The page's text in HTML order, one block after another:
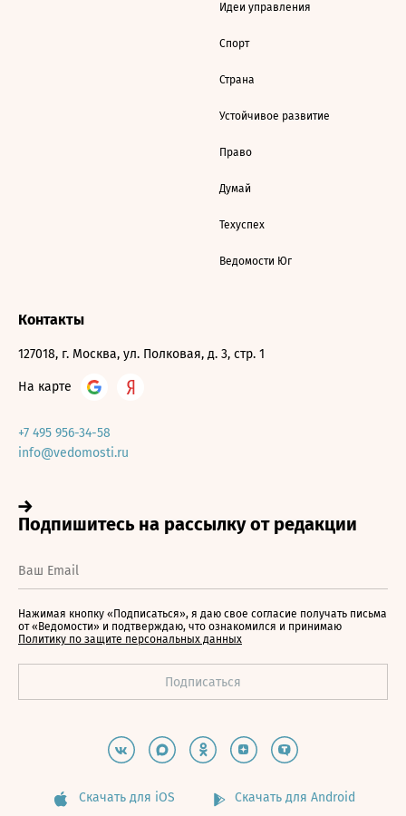
Идеи управления
Спорт
Страна
Устойчивое развитие
Право
Думай
Техуспех
Ведомости Юг
Контакты
127018, г. Москва, ул. Полковая, д. 3, стр. 1
На карте
+7 495 956-34-58
info@vedomosti.ru
Нажимая кнопку «Подписаться», я даю свое согласие получать письма
от «Ведомости» и подтверждаю, что ознакомился и принимаю
Политику по защите персональных данных
Скачать для iOS Скачать для Android